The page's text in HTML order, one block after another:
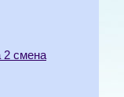
2 смена